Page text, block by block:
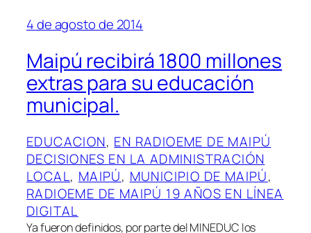
4 de agosto de 2014
Maipú recibirá 1800 millones
extras para su educación
municipal.
EDUCACION, EN RADIOEME DE MAIPÚ
DECISIONES EN LA ADMINISTRACIÓN
LOCAL, MAIPÚ, MUNICIPIO DE MAIPÚ
RADIOEME DE MAIPÚ 19 AÑOS EN LÍNEA
DIGITAL
Ya fueron definidos, por parte del MINEDUC los